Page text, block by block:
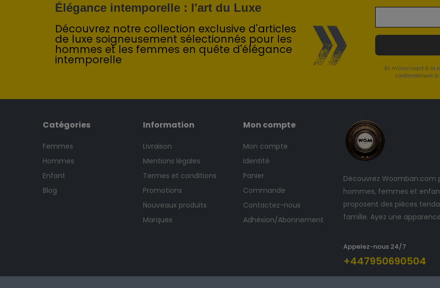
Élégance intemporelle : l'art du Luxe
Découvrez notre collection exclusive d'articles
de luxe soigneusement sélectionnés pour les
hommes et les femmes en quête d'élégance
intemporelle
En m'inscrivant à la
conformément à
Catégories
Femmes
Hommes
Enfant
Blog
Information
Livraison
Mentions légales
Termes et conditions
Promotions
Nouveaux produits
Marques
Mon compte
Mon compte
Identité
Panier
Commande
Contactez-nous
Adhésion/Abonnement
Découvrez
hommes, femmes et
proposent des pièces
famille. Ayez une
Appelez-nous 24/7
+447950690504